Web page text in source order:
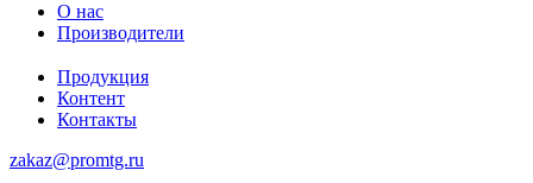
О нас
Производители
Продукция
Контент
Контакты
zakaz@promtg.ru